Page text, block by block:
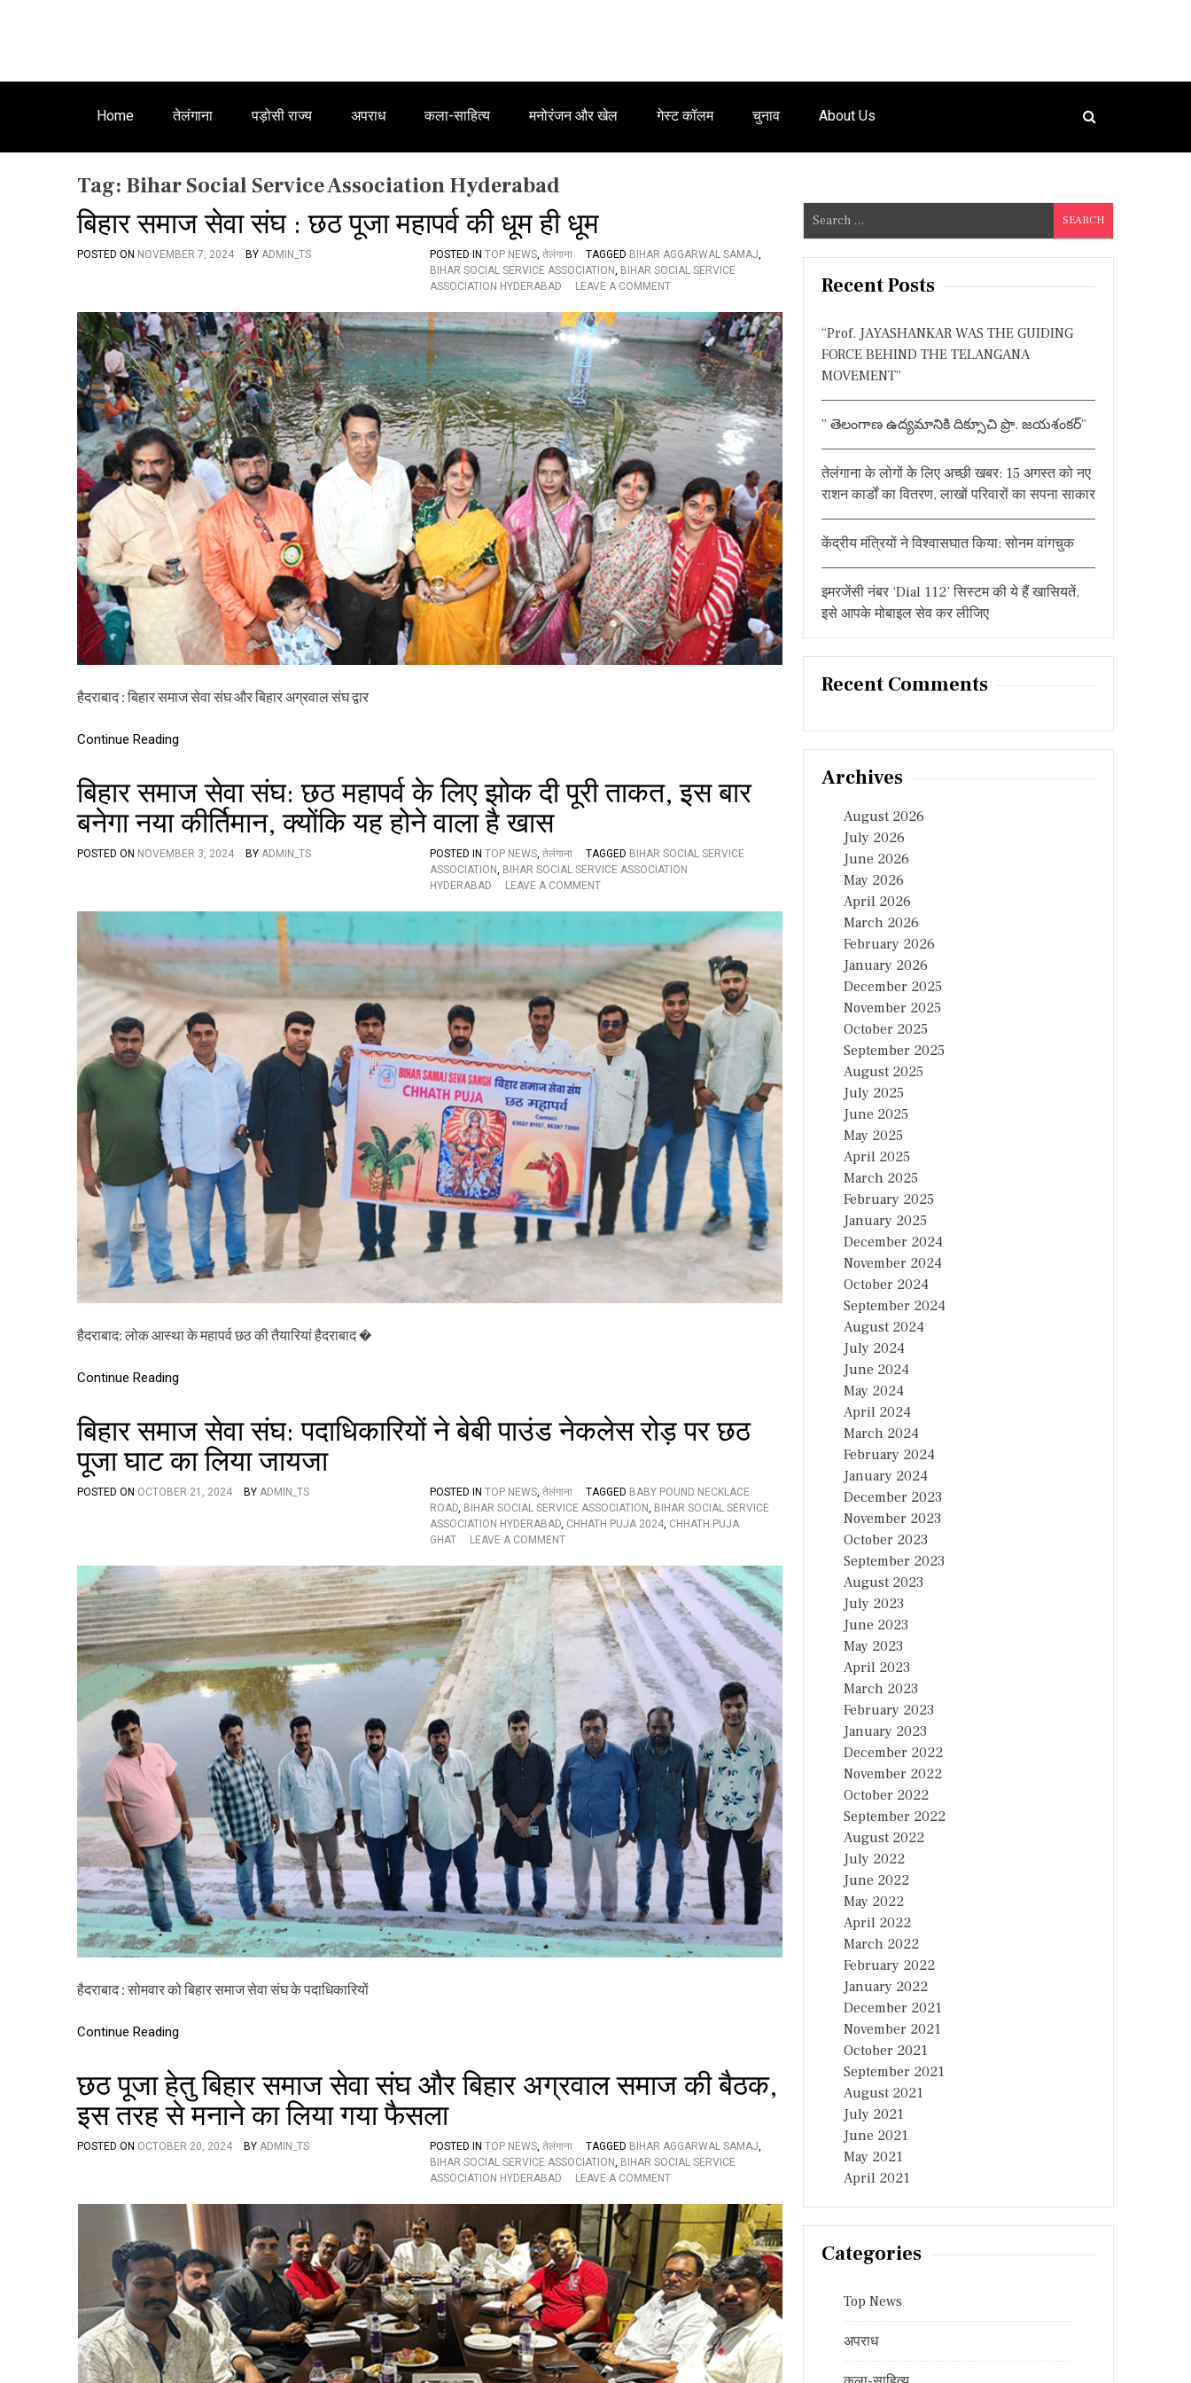
Home तेलंगाना पड़ोसी राज्य अपराध कला-साहित्य मनोरंजन और खेल गेस्ट कॉलम चुनाव About Us
Tag: Bihar Social Service Association Hyderabad
बिहार समाज सेवा संघ : छठ पूजा महापर्व की धूम ही धूम
POSTED ON NOVEMBER 7, 2024 BY ADMIN_TS POSTED IN TOP NEWS, तेलंगाना TAGGED BIHAR AGGARWAL SAMAJ,
BIHAR SOCIAL SERVICE ASSOCIATION, BIHAR SOCIAL SERVICE
ASSOCIATION HYDERABAD
LEAVE A COMMENTO
बि
हा
र
स
ज
से
वा
घ
:
छ
ठ
पू
जा
म
हा
प
र्व
की
धू
म
ही
हैदराबाद : बिहार समाज सेवा संघ और बिहार अग्रवाल संघ द्वार
Continue Reading
बिहार समाज सेवा संघ: छठ महापर्व के लिए झोक दी पूरी ताकत, इस बार
बनेगा नया कीर्तिमान, क्योंकि यह होने वाला है खास
POSTED ON NOVEMBER 3, 2024 BY ADMIN_TS POSTED IN TOP NEWS, तेलंगाना TAGGED BIHAR SOCIAL SERVICE
ASSOCIATION BIHAR SOCIAL SERVICE ASSOCIATION
HYDERABAD
LEAVE A COMMENTO
र
स
मा
ज
से
वा
सं
घ
छ
म
र्व
के
लि
ए
झो
दी
र
ब
न
या
की
न
,
क्यों
कि
य
ला
है
खा
स
हैदराबाद: लोक आस्था के महापर्व छठ की तैयारियां हैदराबाद �
Continue Reading
बिहार समाज सेवा संघ: पदाधिकारियों ने बेबी पाउंड नेकलेस रोड़ पर छठ
पूजा घाट का लिया जायजा
POSTED ON OCTOBER 21, 2024 BY ADMIN_TS POSTED IN TOP NEWS, तेलंगाना TAGGED BABY POUND NECKLACE
ROAD, BIHAR SOCIAL SERVICE ASSOCIATION BIHAR SOCIAL SERVICE
ASSOCIATION HYDERABAD, CHHATH PUJA 2024, CHHATH PUJA
GHAT
LEAVE A COMMENTO
बि
हा
र
स
मा
वा
प
दा
धि
का
रि
यों
ने
बे
बी
उं
ड
ने
क
ठ
पू
ट
का
य
जा
हैदराबाद : सोमवार को बिहार समाज सेवा संघ के पदाधिकारियों
Continue Reading
छठ पूजा हेतु बिहार समाज सेवा संघ और बिहार अग्रवाल समाज की बैठक,
इस तरह से मनाने का लिया गया फैसला
POSTED ON OCTOBER 20, 2024 BY ADMIN_TS POSTED IN TOP NEWS, तेलंगाना TAGGED BIHAR AGGARWAL SAMAJ
BIHAR SOCIAL SERVICE ASSOCIATION BIHAR SOCIAL SERVICE
ASSOCIATION HYDERABAD
LEAVE A COMMENTO
ठ
जा
हे
तु
बि
हा
र
स
मा
e
a
Recent Posts
“Prof. JAYASHANKAR WAS THE GUIDING
FORCE BEHIND THE TELANGANA
MOVEMENT”
” తెలంగాణ ఉద్యమానికి దిక్సూచి ప్రొ. జయశంకర్”
तेलंगाना के लोगों के लिए अच्छी खबर: 15 अगस्त को नए
राशन कार्डों का वितरण, लाखों परिवारों का सपना साकार
केंद्रीय मंत्रियों ने विश्वासघात किया: सोनम वांगचुक
इमरजेंसी नंबर ‘Dial 112’ सिस्टम की ये हैं खासियतें,
इसे आपके मोबाइल सेव कर लीजिए
Recent Comments
Archives
August 2026
July 2026
June 2026
May 2026
April 2026
March 2026
February 2026
January 2026
December 2025
November 2025
October 2025
September 2025
August 2025
July 2025
June 2025
May 2025
April 2025
March 2025
February 2025
January 2025
December 2024
November 2024
October 2024
September 2024
August 2024
July 2024
June 2024
May 2024
April 2024
March 2024
February 2024
January 2024
December 2023
November 2023
October 2023
September 2023
August 2023
July 2023
June 2023
May 2023
April 2023
March 2023
February 2023
January 2023
December 2022
November 2022
October 2022
September 2022
August 2022
July 2022
June 2022
May 2022
April 2022
March 2022
February 2022
January 2022
December 2021
November 2021
October 2021
September 2021
August 2021
July 2021
June 2021
May 2021
April 2021
Categories
Top News
अपराध